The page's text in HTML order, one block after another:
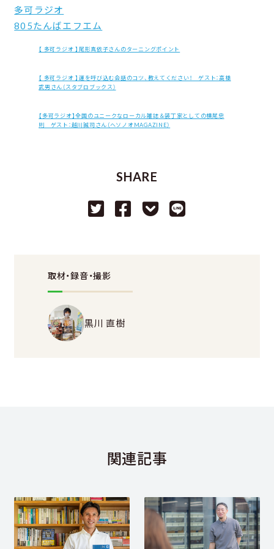
多可ラジオ
805たんばエフエム
【 多可ラジオ 】尾形真依子さんのターニングポイント
【 多可ラジオ 】運を呼び込む会話のコツ、教えてください！ ゲスト：高橋
武男さん（スタブロブックス）
【多可ラジオ】全国のユニークなローカル雑誌＆装丁家としての横尾忠
則 ゲスト：越川誠司さん（ヘソノオMAGAZINE）
SHARE
取材・録音・撮影
黒川 直樹
関連記事